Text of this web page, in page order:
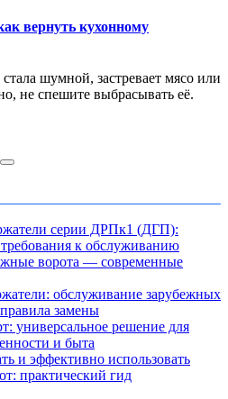
вернуть кухонному
шумной, застревает мясо или
не спешите выбрасывать её.
серии ДРПк1 (ДГП):
к обслуживанию
ворота — современные
обслуживание зарубежных
замены
универсальное решение для
и быта
и эффективно использовать
практический гид